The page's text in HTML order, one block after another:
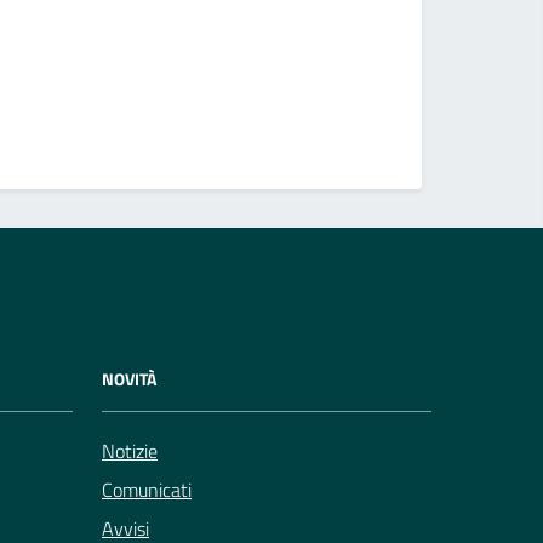
NOVITÀ
Notizie
Comunicati
Avvisi